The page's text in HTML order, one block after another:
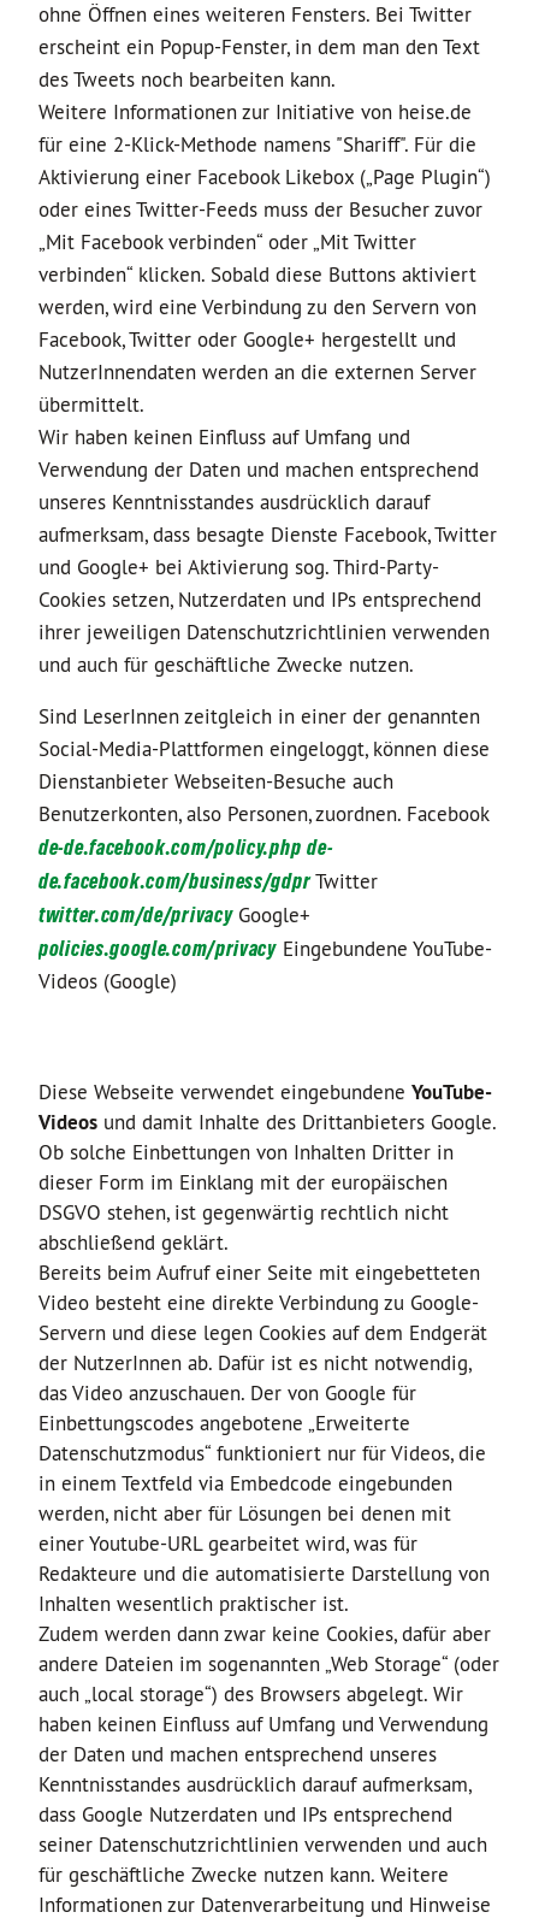
ohne Öffnen eines weiteren Fensters. Bei Twitter
erscheint ein Popup-Fenster, in dem man den Text
des Tweets noch bearbeiten kann.
Weitere Informationen zur Initiative von heise.de
für eine 2-Klick-Methode namens "Shariff". Für die
Aktivierung einer Facebook Likebox („Page Plugin“)
oder eines Twitter-Feeds muss der Besucher zuvor
„Mit Facebook verbinden“ oder „Mit Twitter
verbinden“ klicken. Sobald diese Buttons aktiviert
werden, wird eine Verbindung zu den Servern von
Facebook, Twitter oder Google+ hergestellt und
NutzerInnendaten werden an die externen Server
übermittelt.
Wir haben keinen Einfluss auf Umfang und
Verwendung der Daten und machen entsprechend
unseres Kenntnisstandes ausdrücklich darauf
aufmerksam, dass besagte Dienste Facebook, Twitter
und Google+ bei Aktivierung sog. Third-Party-
Cookies setzen, Nutzerdaten und IPs entsprechend
ihrer jeweiligen Datenschutzrichtlinien verwenden
und auch für geschäftliche Zwecke nutzen.
Sind LeserInnen zeitgleich in einer der genannten
Social-Media-Plattformen eingeloggt, können diese
Dienstanbieter Webseiten-Besuche auch
Benutzerkonten, also Personen, zuordnen. Facebook
de-de.facebook.com/policy.php de-
de.facebook.com/business/gdprTwitter
twitter.com/de/privacyGoogle+
policies.google.com/privacyEingebundene YouTube-
Videos (Google)
Diese Webseite verwendet eingebundene YouTube-
Videos und damit Inhalte des Drittanbieters Google.
Ob solche Einbettungen von Inhalten Dritter in
dieser Form im Einklang mit der europäischen
DSGVO stehen, ist gegenwärtig rechtlich nicht
abschließend geklärt.
Bereits beim Aufruf einer Seite mit eingebetteten
Video besteht eine direkte Verbindung zu Google-
Servern und diese legen Cookies auf dem Endgerät
der NutzerInnen ab. Dafür ist es nicht notwendig,
das Video anzuschauen. Der von Google für
Einbettungscodes angebotene „Erweiterte
Datenschutzmodus“ funktioniert nur für Videos, die
in einem Textfeld via Embedcode eingebunden
werden, nicht aber für Lösungen bei denen mit
einer Youtube-URL gearbeitet wird, was für
Redakteure und die automatisierte Darstellung von
Inhalten wesentlich praktischer ist.
Zudem werden dann zwar keine Cookies, dafür aber
andere Dateien im sogenannten „Web Storage“ (oder
auch „local storage“) des Browsers abgelegt. Wir
haben keinen Einfluss auf Umfang und Verwendung
der Daten und machen entsprechend unseres
Kenntnisstandes ausdrücklich darauf aufmerksam,
dass Google Nutzerdaten und IPs entsprechend
seiner Datenschutzrichtlinien verwenden und auch
für geschäftliche Zwecke nutzen kann. Weitere
Informationen zur Datenverarbeitung und Hinweise